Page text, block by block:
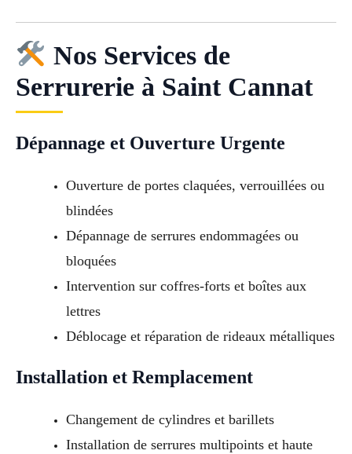
Nos Services de
Serrurerie à Saint Cannat
Dépannage et Ouverture Urgente
Ouverture de portes claquées, verrouillées ou
blindées
Dépannage de serrures endommagées ou
bloquées
Intervention sur coffres-forts et boîtes aux
lettres
Déblocage et réparation de rideaux métalliques
Installation et Remplacement
Changement de cylindres et barillets
Installation de serrures multipoints et haute